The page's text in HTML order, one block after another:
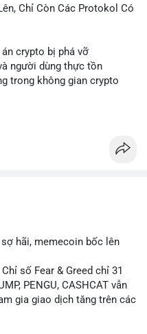
Chỉ Còn Các Protokol Có
crypto bị phá vỡ
người dùng thực tồn
trong không gian crypto
sợ hãi, memecoin bốc lên
số Fear & Greed chỉ 31
PENGU, CASHCAT vẫn
gia giao dịch tăng trên các